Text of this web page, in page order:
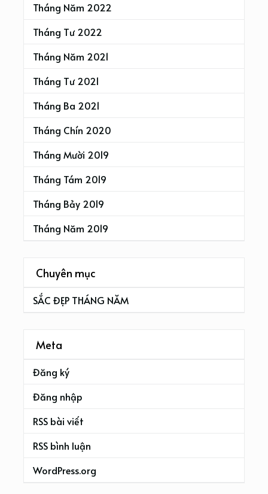
Tháng Năm 2022
Tháng Tư 2022
Tháng Năm 2021
Tháng Tư 2021
Tháng Ba 2021
Tháng Chín 2020
Tháng Mười 2019
Tháng Tám 2019
Tháng Bảy 2019
Tháng Năm 2019
Chuyên mục
SẮC ĐẸP THÁNG NĂM
Meta
Đăng ký
Đăng nhập
RSS bài viết
RSS bình luận
WordPress.org